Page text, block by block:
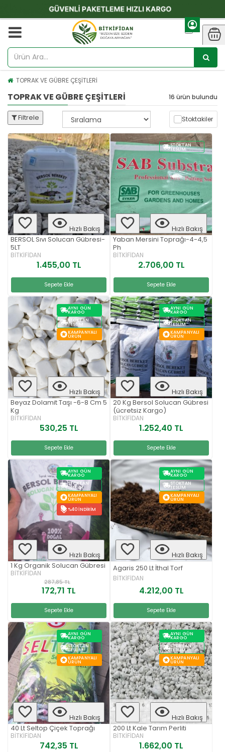
TOPRAK VE GÜBRE ÇEŞİTLERİ
TOPRAK VE GÜBRE ÇEŞİTLERİ 16 ürün bulundu
Filtrele Stoktakiler
Hızlı Bakış
BERSOL Sıvı Solucan Gübresi-
5LT
BİTKİFİDAN
1.455,00 TL
Sepete Ekle
STOKTAN
TESLIM
Hızlı Bakış
Yaban Mersini Toprağı-4-4,5
Ph
BİTKİFİDAN
2.706,00 TL
Sepete Ekle
AYNI GÜN
KARGO
STOKTAN
TESLIM
KAMPANYALI
ÜRÜN
Hızlı Bakış
Beyaz Dolamit Taşı -6-8 Cm 5
Kg
BİTKİFİDAN
530,25 TL
Sepete Ekle
AYNI GÜN
KARGO
STOKTAN
TESLIM
KAMPANYALI
ÜRÜN
Hızlı Bakış
20 Kg Bersol Solucan Gübresi
(ücretsiz Kargo)
BİTKİFİDAN
1.252,40 TL
Sepete Ekle
AYNI GÜN
KARGO
STOKTAN
TESLIM
KAMPANYALI
ÜRÜN
%40 İNDIRIM
Hızlı Bakış
1 Kg Organik Solucan Gübresi
BİTKİFİDAN
287,85 TL
172,71 TL
Sepete Ekle
AYNI GÜN
KARGO
STOKTAN
TESLIM
KAMPANYALI
ÜRÜN
Hızlı Bakış
Agaris 250 Lt İthal Torf
BİTKİFİDAN
4.212,00 TL
Sepete Ekle
AYNI GÜN
KARGO
STOKTAN
TESLIM
KAMPANYALI
ÜRÜN
Hızlı Bakış
40 Lt Seltop Çiçek Toprağı
BİTKİFİDAN
742,35 TL
AYNI GÜN
KARGO
STOKTAN
TESLIM
KAMPANYALI
ÜRÜN
Hızlı Bakış
200 Lt Kale Tarım Perliti
BİTKİFİDAN
1.662,00 TL